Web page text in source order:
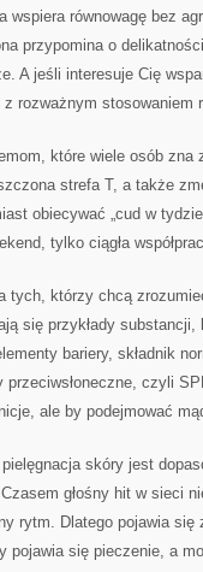
wspiera równowagę bez
przypomina o
A jeśli interesuje Cię
rozważnym stosowaniem
które wiele osób zna
strefa T, a także
obiecywać „cud w
tylko ciągła
tych, którzy chcą
się przykłady
bariery, składnik
czyli
ale by podejmować
skóry jest
głośny hit w sieci
rytm. Dlatego pojawia
pojawia się pieczenie, a